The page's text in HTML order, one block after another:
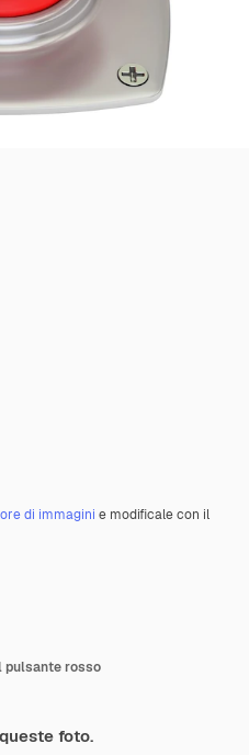
di immagini e modificale con il
pulsante rosso
foto.